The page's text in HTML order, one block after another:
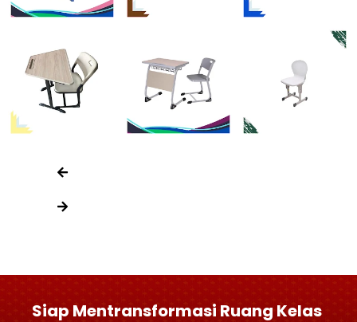
Siap Mentransformasi Ruang Kelas